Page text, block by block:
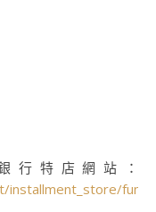
行特店網站：
installment_store/